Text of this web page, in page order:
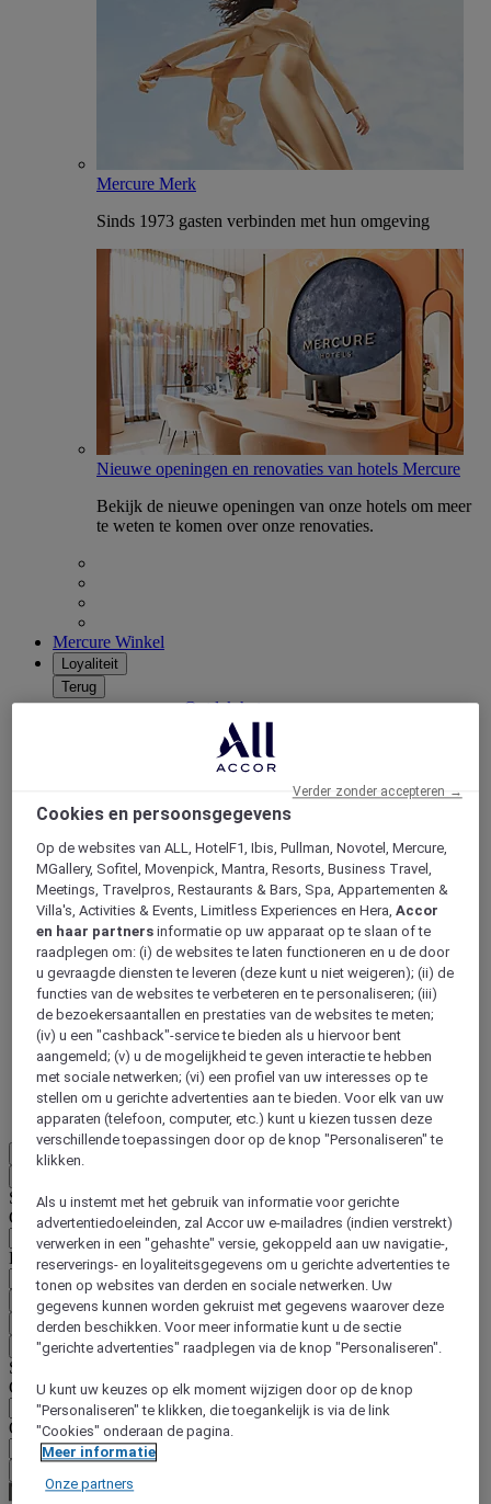
Mercure Merk
Sinds 1973 gasten verbinden met hun omgeving
Nieuwe openingen en renovaties van hotels Mercure
Bekijk de nieuwe openingen van onze hotels om meer
te weten te komen over onze renovaties.
Mercure Winkel
Loyaliteit
Terug
Ontdek het programma
ALL Accor+ abonnementen
ALL Accor+ Voyager
15% korting het hele jaar door op uw verblijven bij
+30 merken
WORD NU LID
Meer
Selecteer hieronder uw land en taal
Geografische zone
Land/regio-taal
Bevestig mijn land en taal
EUR (€)
Terug
Selecteer hieronder uw valuta
Geografische zone
Offerte
Cookies en persoonsgegevens
Op de websites van ALL, HotelF1, Ibis, Pullman, Novotel, Mercure,
MGallery, Sofitel, Movenpick, Mantra, Resorts, Business Travel,
Meetings, Travelpros, Restaurants & Bars, Spa, Appartementen &
Villa's, Activities & Events, Limitless Experiences en Hera,Accor
en haar partners informatie op uw apparaat op te slaan of te
raadplegen om: (i) de websites te laten functioneren en u de door
u gevraagde diensten te leveren (deze kunt u niet weigeren); (ii) de
functies van de websites te verbeteren en te personaliseren; (iii)
de bezoekersaantallen en prestaties van de websites te meten;
(iv) u een "cashback"-service te bieden als u hiervoor bent
aangemeld; (v) u de mogelijkheid te geven interactie te hebben
met sociale netwerken; (vi) een profiel van uw interesses op te
stellen om u gerichte advertenties aan te bieden. Voor elk van uw
apparaten (telefoon, computer, etc.) kunt u kiezen tussen deze
verschillende toepassingen door op de knop "Personaliseren" te
klikken.
Als u instemt met het gebruik van informatie voor gerichte
advertentiedoeleinden, zal Accor uw e-mailadres (indien verstrekt)
verwerken in een "gehashte" versie, gekoppeld aan uw navigatie-,
reserverings- en loyaliteitsgegevens om u gerichte advertenties te
tonen op websites van derden en sociale netwerken. Uw
gegevens kunnen worden gekruist met gegevens waarover deze
derden beschikken. Voor meer informatie kunt u de sectie
"gerichte advertenties" raadplegen via de knop "Personaliseren".
U kunt uw keuzes op elk moment wijzigen door op de knop
"Personaliseren" te klikken, die toegankelijk is via de link
"Cookies" onderaan de pagina.
Meer informatie
Onze partners
Verder zonder accepteren →